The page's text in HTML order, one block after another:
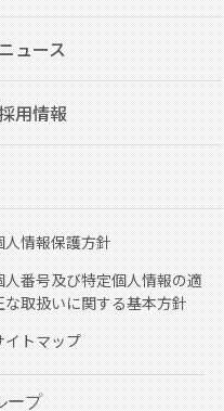
ニュース
用情報
人情報保護方針
人番号及び特定個人情報の適
な取扱いに関する基本方針
イトマップ
ープ